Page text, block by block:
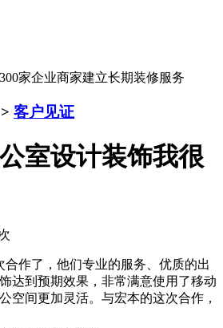
家企业商家建立长期装修服务
客户见证
室设计装饰我很
作了，他们专业的服务、优质的出
达到预期效果，非常满意使用了移动
空间更加灵活。与宏本的这次合作，